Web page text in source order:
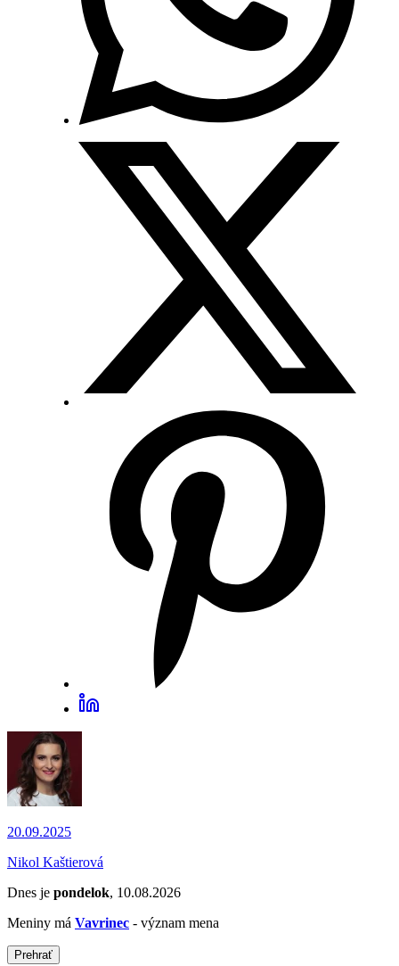
20.09.2025
Nikol Kaštierová
Dnes je pondelok, 10.08.2026
Meniny má Vavrinec - význam mena
Prehrať